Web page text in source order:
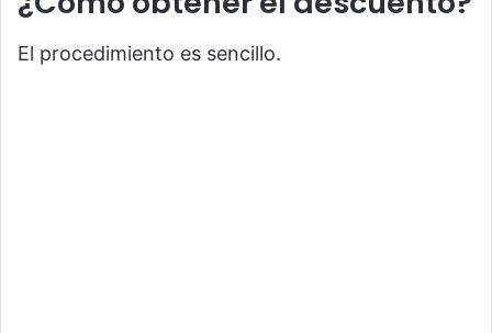
El procedimiento es sencillo.